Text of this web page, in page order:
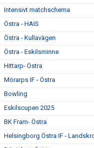
Intensivt matchschema
Östra - HAIS
Östra - Kullavägen
Östra - Eskilsminne
Hittarp- Östra
Mörarps IF - Östra
Bowling
Eskilscupen 2025
BK Fram- Östra
Helsingborg Östra IF -